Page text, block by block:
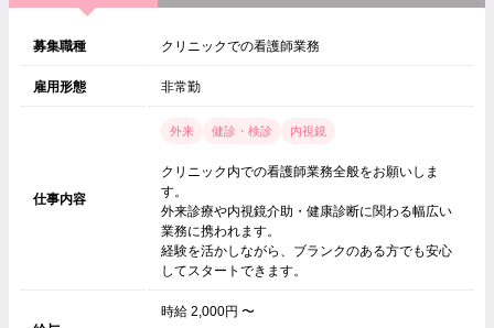
募集職種 クリニックでの看護師業務
雇用形態 非常勤
仕事内容
外来 健診・検診 内視鏡
クリニック内での看護師業務全般をお願いしま
す。
外来診療や内視鏡介助・健康診断に関わる幅広い
業務に携われます。
経験を活かしながら、ブランクのある方でも安心
してスタートできます。
時給 2,000円 〜